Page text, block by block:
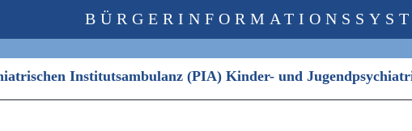
Institutsambulanz (PIA) Kinder- und